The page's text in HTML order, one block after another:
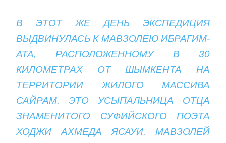
В ЭТОТ ЖЕ ДЕНЬ ЭКСПЕДИЦИЯ
ВЫДВИНУЛАСЬ К МАВЗОЛЕЮ ИБРАГИМ-
АТА, РАСПОЛОЖЕННОМУ В 30
КИЛОМЕТРАХ ОТ ШЫМКЕНТА НА
ТЕРРИТОРИИ ЖИЛОГО МАССИВА
САЙРАМ. ЭТО УСЫПАЛЬНИЦА ОТЦА
ЗНАМЕНИТОГО СУФИЙСКОГО ПОЭТА
ХОДЖИ АХМЕДА ЯСАУИ. МАВЗОЛЕЙ